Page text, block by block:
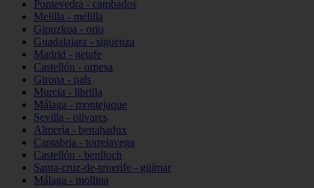
Pontevedra - cambados
Melilla - melilla
Gipuzkoa - orio
Guadalajara - sigüenza
Madrid - getafe
Castellón - orpesa
Girona - pals
Murcia - librilla
Málaga - montejaque
Sevilla - olivares
Almería - benahadux
Cantabria - torrelavega
Castellón - benlloch
Santa-cruz-de-tenerife - güímar
Málaga - mollina